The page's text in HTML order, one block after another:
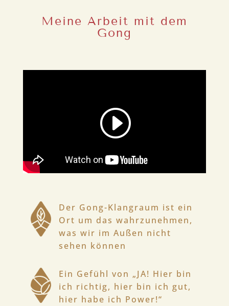
Meine Arbeit mit dem
Gong
Der Gong-Klangraum ist ein
Ort um das wahrzunehmen,
was wir im Außen nicht
sehen können
Ein Gefühl von „JA! Hier bin
ich richtig, hier bin ich gut,
hier habe ich Power!“